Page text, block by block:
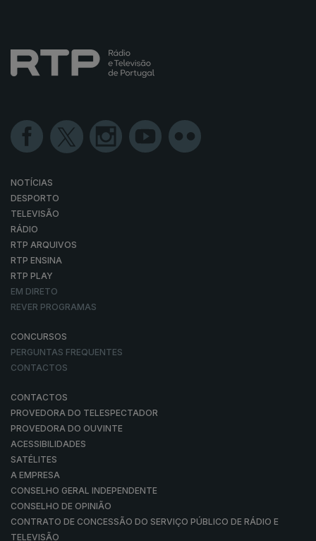
NOTÍCIAS
DESPORTO
TELEVISÃO
RÁDIO
RTP ARQUIVOS
RTP ENSINA
RTP PLAY
EM DIRETO
REVER PROGRAMAS
CONCURSOS
PERGUNTAS FREQUENTES
CONTACTOS
CONTACTOS
PROVEDORA DO TELESPECTADOR
PROVEDORA DO OUVINTE
ACESSIBILIDADES
SATÉLITES
A EMPRESA
CONSELHO GERAL INDEPENDENTE
CONSELHO DE OPINIÃO
CONTRATO DE CONCESSÃO DO SERVIÇO PÚBLICO DE RÁDIO E
TELEVISÃO